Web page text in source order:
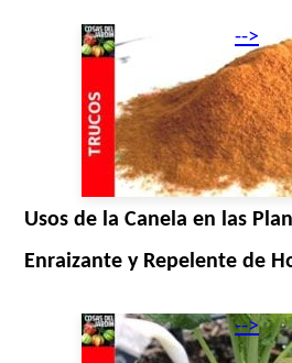
-->
Usos de la Canela en las
Enraizante y Repelente de
-->